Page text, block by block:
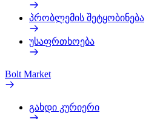
პრობლემის შეტყობინება
უსაფრთხოება
Bolt Market
გახდი კურიერი